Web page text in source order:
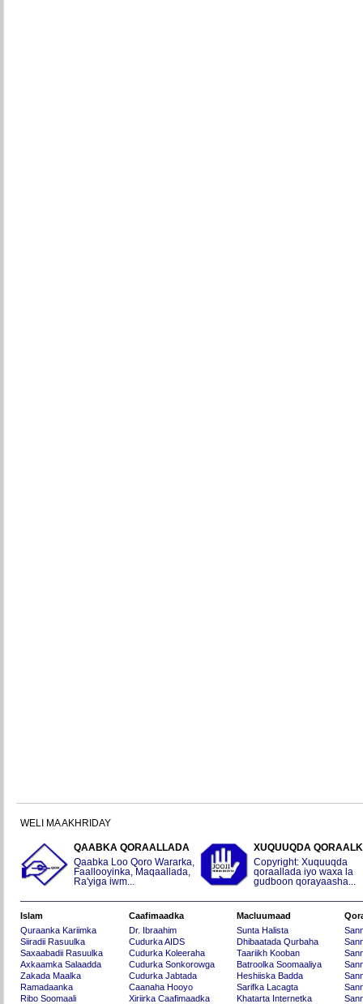
WELI MA AKHRIDAY
QAABKA QORAALLADA
Qaabka Loo Qoro Wararka,
Faallooyinka, Maqaallada,
Ra'yiga iwm...
XUQUUQDA
Copyright: Xuquuqda
qoraallada iyo waxa la
gudboon qorayaasha...
Islam
Quraanka Kariimka
Siiradii Rasuulka
Saxaabadii Rasuulka
Axkaamka Salaadda
Zakada Maalka
Ramadaanka
Ribo Soomaali
Caafimaadka
Dr. Ibraahim
Cudurka AIDS
Cudurka Koleeraha
Cudurka Sonkorowga
Cudurka Jabtada
Caanaha Hooyo
Xiriirka Caafimaadka
Macluumaad
Sunta Halista
Dhibaatada Qurbaha
Taariikh Kooban
Batroolka Soomaaliya
Heshiiska Badda
Sarifka Lacagta
Khatarta Internetka